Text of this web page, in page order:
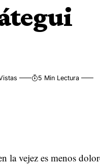
5 Min Lectura
la vejez es menos